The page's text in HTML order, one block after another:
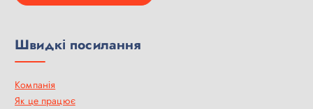
Швидкі посилання
Компанія
Як це працює